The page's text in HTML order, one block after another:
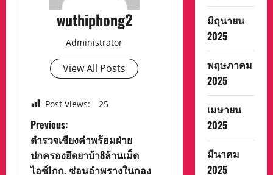
wuthiphong2
Administrator
View All Posts
Post Views: 25
P
o
Previous:
ตำรวจเชียงคำพร้อมฝ่าย
ปกครองยึดยาบ้า8ล้านเม็ด
ไอซ์1กก. ซ่อนอำพรางในกอง
มิถุนายน
2025
พฤษภาคม
2025
เมษายน
2025
มีนาคม
2025